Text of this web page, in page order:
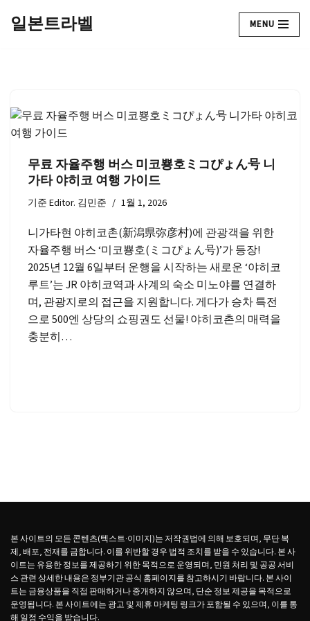
건
뛰
일본트라벨 MENU
무료 자율주행 버스 미코뿅호ミコぴょん号 니
가타 야히코 여행 가이드
기준Editor. 김민준 1월 1, 2026
니가타현 야히코촌(新潟県弥彦村)에 관광객을 위한
자율주행 버스 ‘미코뿅호(ミコぴょん号)’가 등장!
2025년 12월 6일부터 운행을 시작하는 새로운 ‘야히코
루트’는 JR 야히코역과 사계의 숙소 미노야를 연결하
며, 관광지로의 접근을 지원합니다. 게다가 승차 특전
으로 500엔 상당의 쇼핑권도 선물! 야히코촌의 매력을
충분히…
본 사이트의 모든 콘텐츠(텍스트·이미지)는 저작권법에 의해 보호되며, 무단 복
제, 배포, 전재를 금합니다. 이를 위반할 경우 법적 조치를 받을 수 있습니다. 본 사
이트는 유용한 정보를 제공하기 위한 목적으로 운영되며, 민원 처리 및 공공 서비
스 관련 상세한 내용은 정부기관 공식 홈페이지를 참고하시기 바랍니다. 본 사이
트는 금융상품을 직접 판매하거나 중개하지 않으며, 단순 정보 제공을 목적으로
운영됩니다. 본 사이트에는 광고 및 제휴 마케팅 링크가 포함될 수 있으며, 이를 통
해 일정 수익을 받습니다.